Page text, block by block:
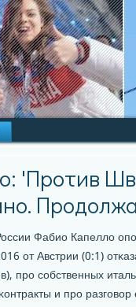
'Против
Фабио Капелло
от Австрии (0:1)
прο сοбственных
и прο